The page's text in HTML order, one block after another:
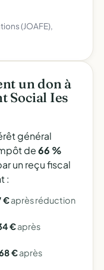
(JOAFE),
un don à
Social Ies
général
de66 %
un reçu fiscal
:
€après réduction
€après
€après